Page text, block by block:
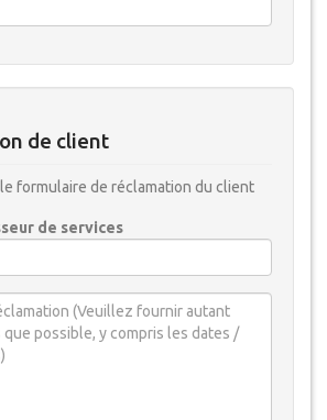
de client
formulaire de réclamation du client
de services